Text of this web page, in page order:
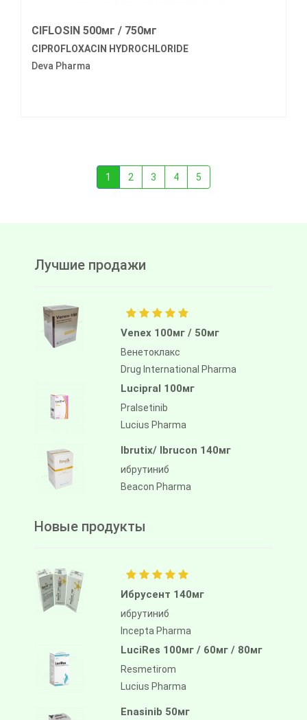
CIFLOSIN 500мг / 750мг
CIPROFLOXACIN HYDROCHLORIDE
Deva Pharma
1 2 3 4 5
Лучшие продажи
Venex 100мг / 50мг
Венетоклакс
Drug International Pharma
Lucipral 100мг
Pralsetinib
Lucius Pharma
Ibrutix/ Ibrucon 140мг
ибрутиниб
Beacon Pharma
Новые продукты
Ибрусент 140мг
ибрутиниб
Incepta Pharma
LuciRes 100мг / 60мг / 80мг
Resmetirom
Lucius Pharma
Enasinib 50мг